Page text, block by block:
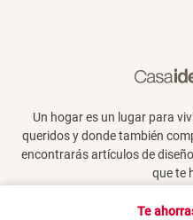
Te
Un hogar es un lugar para
queridos y donde también
encontrarás artículos de
que te